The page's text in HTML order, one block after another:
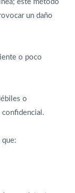
este método
un daño
o poco
o
confidencial.
que: